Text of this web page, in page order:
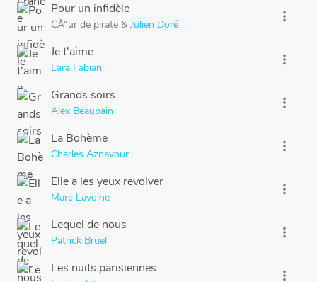
Pour un infidèle
CÅ“ur de pirate & Julien Doré
more_vert
Je t'aime
Lara Fabian
more_vert
Grands soirs
Alex Beaupain
more_vert
La Bohème
Charles Aznavour
more_vert
Elle a les yeux revolver
Marc Lavoine
more_vert
Lequel de nous
Patrick Bruel
more_vert
Les nuits parisiennes more_vert